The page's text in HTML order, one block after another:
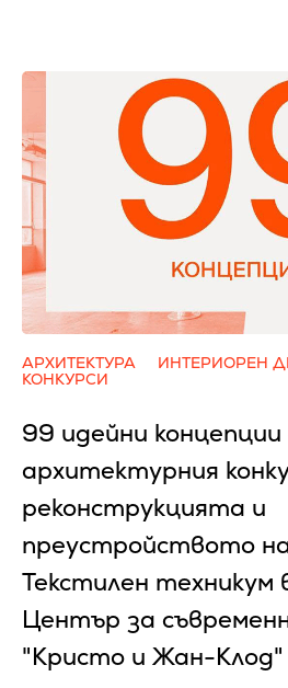
АРХИТЕКТУРА
ИНТЕРИОРЕН
КОНКУРСИ
99 идейни
архитектурния
реконструкцията и
преустройството
Текстилен техникум
Център за
"Кристо и Жан-Клод"